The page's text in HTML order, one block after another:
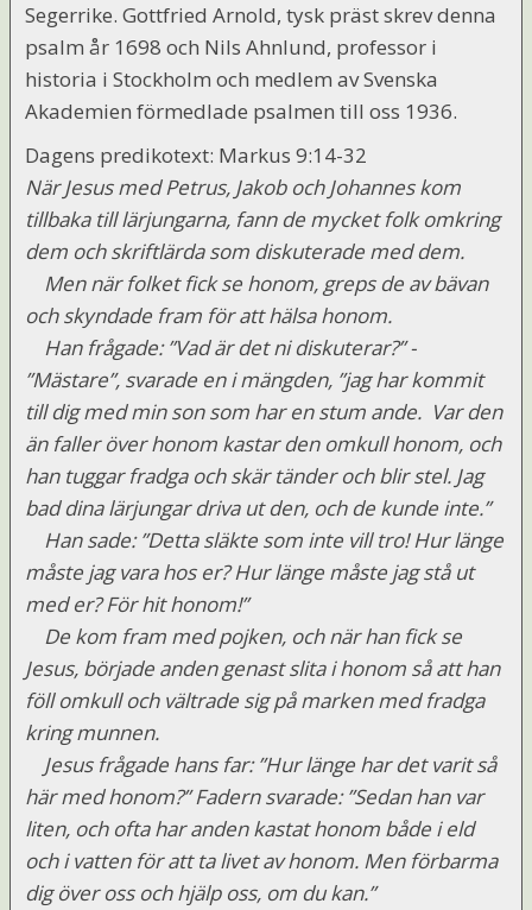
Segerrike. Gottfried Arnold, tysk präst skrev denna
psalm år 1698 och Nils Ahnlund, professor i
historia i Stockholm och medlem av Svenska
Akademien förmedlade psalmen till oss 1936.
Dagens predikotext: Markus 9:14-32
När Jesus med Petrus, Jakob och Johannes kom
tillbaka till lärjungarna, fann de mycket folk omkring
dem och skriftlärda som diskuterade med dem.
Men när folket fick se honom, greps de av bävan
och skyndade fram för att hälsa honom.
Han frågade: ”Vad är det ni diskuterar?” -
”Mästare”, svarade en i mängden, ”jag har kommit
till dig med min son som har en stum ande. Var den
än faller över honom kastar den omkull honom, och
han tuggar fradga och skär tänder och blir stel. Jag
bad dina lärjungar driva ut den, och de kunde inte.”
Han sade: ”Detta släkte som inte vill tro! Hur länge
måste jag vara hos er? Hur länge måste jag stå ut
med er? För hit honom!”
De kom fram med pojken, och när han fick se
Jesus, började anden genast slita i honom så att han
föll omkull och vältrade sig på marken med fradga
kring munnen.
Jesus frågade hans far: ”Hur länge har det varit så
här med honom?” Fadern svarade: ”Sedan han var
liten, och ofta har anden kastat honom både i eld
och i vatten för att ta livet av honom. Men förbarma
dig över oss och hjälp oss, om du kan.”